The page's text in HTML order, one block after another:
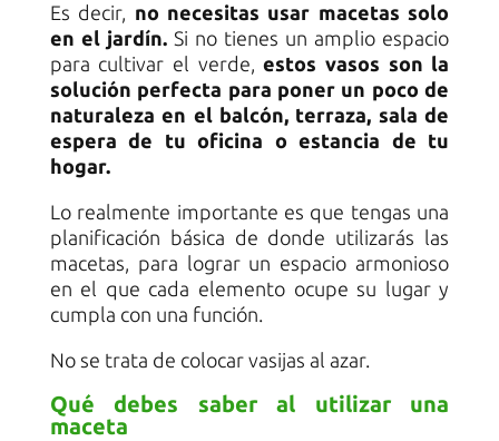
Es decir, no necesitas usar macetas solo
en el jardín.Si no tienes un amplio espacio
para cultivar el verde,estos vasos son la
solución perfecta para poner un poco de
naturaleza en el balcón, terraza, sala de
espera de tu oficina o estancia de tu
hogar.
Lo realmente importante es que tengas una
planificación básica de donde utilizarás las
macetas, para lograr un espacio armonioso
en el que cada elemento ocupe su lugar y
cumpla con una función.
No se trata de colocar vasijas al azar.
Qué debes saber al utilizar una
maceta